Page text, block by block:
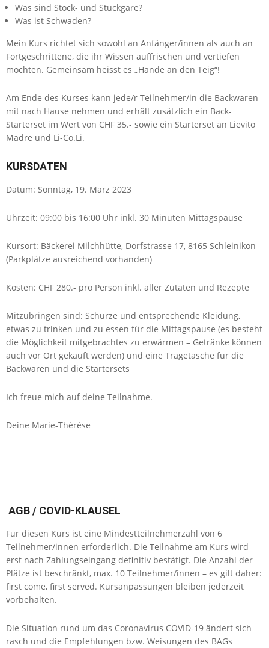
Was sind Stock- und Stückgare?
Was ist Schwaden?
Mein Kurs richtet sich sowohl an Anfänger/innen als auch an
Fortgeschrittene, die ihr Wissen auffrischen und vertiefen
möchten. Gemeinsam heisst es „Hände an den Teig“!
Am Ende des Kurses kann jede/r Teilnehmer/in die Backwaren
mit nach Hause nehmen und erhält zusätzlich ein Back-
Starterset im Wert von CHF 35.- sowie ein Starterset an Lievito
Madre und Li-Co.Li.
KURSDATEN
Datum: Sonntag, 19. März 2023
Uhrzeit: 09:00 bis 16:00 Uhr inkl. 30 Minuten Mittagspause
Kursort: Bäckerei Milchhütte, Dorfstrasse 17, 8165 Schleinikon
(Parkplätze ausreichend vorhanden)
Kosten: CHF 280.- pro Person inkl. aller Zutaten und Rezepte
Mitzubringen sind: Schürze und entsprechende Kleidung,
etwas zu trinken und zu essen für die Mittagspause (es besteht
die Möglichkeit mitgebrachtes zu erwärmen – Getränke können
auch vor Ort gekauft werden) und eine Tragetasche für die
Backwaren und die Startersets
Ich freue mich auf deine Teilnahme.
Deine Marie-Thérèse
AGB / COVID-KLAUSEL
Für diesen Kurs ist eine Mindestteilnehmerzahl von 6
Teilnehmer/innen erforderlich. Die Teilnahme am Kurs wird
erst nach Zahlungseingang definitiv bestätigt. Die Anzahl der
Plätze ist beschränkt, max. 10 Teilnehmer/innen – es gilt daher:
first come, first served. Kursanpassungen bleiben jederzeit
vorbehalten.
Die Situation rund um das Coronavirus COVID-19 ändert sich
rasch und die Empfehlungen bzw. Weisungen des BAGs